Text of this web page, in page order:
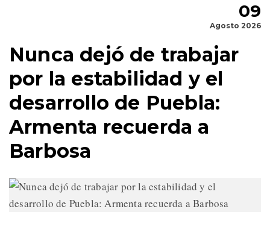
09
Agosto 2026
Nunca dejó de trabajar
por la estabilidad y el
desarrollo de Puebla:
Armenta recuerda a
Barbosa